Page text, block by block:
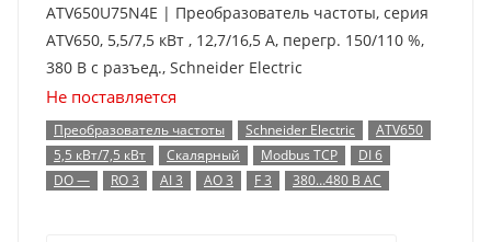
ATV650U75N4E | Преобразователь частоты, серия
ATV650, 5,5/7,5 кВт , 12,7/16,5 А, перегр. 150/110 %,
380 В с разъед., Schneider Electric
Не поставляется
Преобразователь частоты Schneider Electric
ATV650
5,5 кВт/7,5 кВт
Скалярный Modbus TCP
DI 6
DO —
RO 3 AI 3 AO 3 F 3 380…480 В AC